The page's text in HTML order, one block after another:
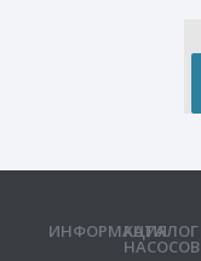
ИНФОРМАЦИЯ
КАТАЛОГ
НАСОСОВ